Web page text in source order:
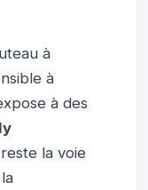
à
à
à des
la voie